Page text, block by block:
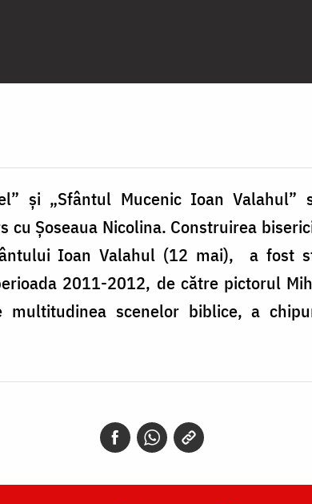
și „Sfântul Mucenic Ioan
cu Șoseaua Nicolina. Construirea
Ioan Valahul (12 mai), a fost
2011-2012, de către pictorul
multitudinea scenelor biblice, a